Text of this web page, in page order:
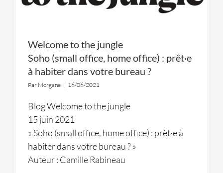
Welcome to the jungle
Soho (small office, home office) : prêt·e
à habiter dans votre bureau ?
Par Morgane | 16/06/2021
Blog Welcome to the jungle
15 juin 2021
« Soho (small office, home office) : prêt·e à
habiter dans votre bureau ? »
Auteur : Camille Rabineau